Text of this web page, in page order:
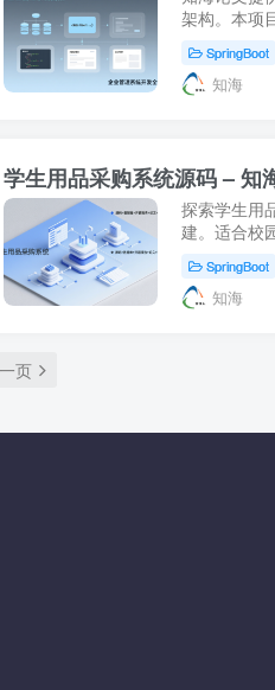
架构。本项
SpringBoot
知海
学生用品采购系统源码 – 知
探索学生用
建。适合校
SpringBoot
知海
页